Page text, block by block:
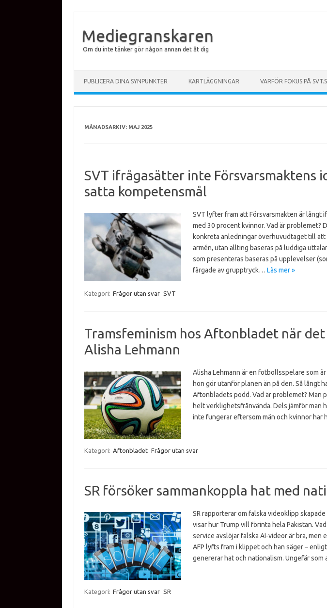
Mediegranskaren
Om du inte tänker gör någon annan det åt dig
PUBLICERA DINA SYNPUNKTER KARTLÄGGNINGAR VARFÖR FOKUS PÅ
MÅNADSARKIV: MAJ 2025
SVT ifrågasätter inte Försvarsmaktens
satta kompetensmål
SVT lyfter fram att Försvarsmakten är långt
med 30 procent kvinnor. Vad är problemet?
konkreta anledningar överhuvudtaget till
armén, utan allting baseras på luddiga
som presenteras baseras på upplevelser
färgade av grupptryck… Läs mer »
Kategori: Frågor utan svar SVT
Tramsfeminism hos Aftonbladet när
Alisha Lehmann
Alisha Lehmann är en fotbollsspelare som
hon gör utanför planen än på den. Så långt
Aftonbladets podd. Vad är problemet? Man
helt verklighetsfrånvända. Dels jämför man
inte fungerar eftersom män och kvinnor har
Kategori: Aftonbladet Frågor utan svar
SR försöker sammankoppla hat med
SR rapporterar om falska videoklipp
visar hur Trump vill förinta hela Pakistan.
service avslöjar falska AI-videor är bra, men
AFP lyfts fram i klippet och han säger –
genererar hat och nationalism. Ungefär
Kategori: Frågor utan svar SR